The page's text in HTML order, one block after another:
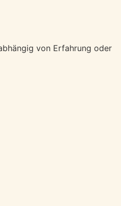
von Erfahrung oder